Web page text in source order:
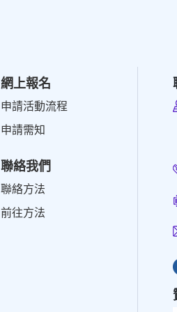
網上報名
申請活動流程
申請需知
聯絡我們
聯絡方法
前往方法